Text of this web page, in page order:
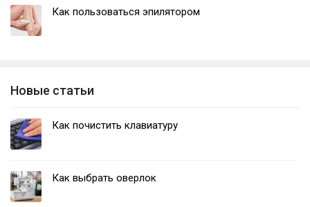
Как пользоваться эпилятором
Новые статьи
Как почистить клавиатуру
Как выбрать оверлок